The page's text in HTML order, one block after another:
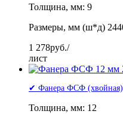
Толщина, мм: 9
Размеры, мм (ш*д)
1 278руб./
лист
✔ Фанера ФСФ
Толщина, мм: 12